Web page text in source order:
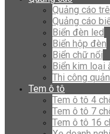
Quảng cáo
Quảng cáo
Biển đèn led
Biển hộp đèn
Biển chữ nổi
Biển kim loại
Thi công
Tem ô tô
Tem ô tô 4
Tem ô tô 7
Tem ô tô 16